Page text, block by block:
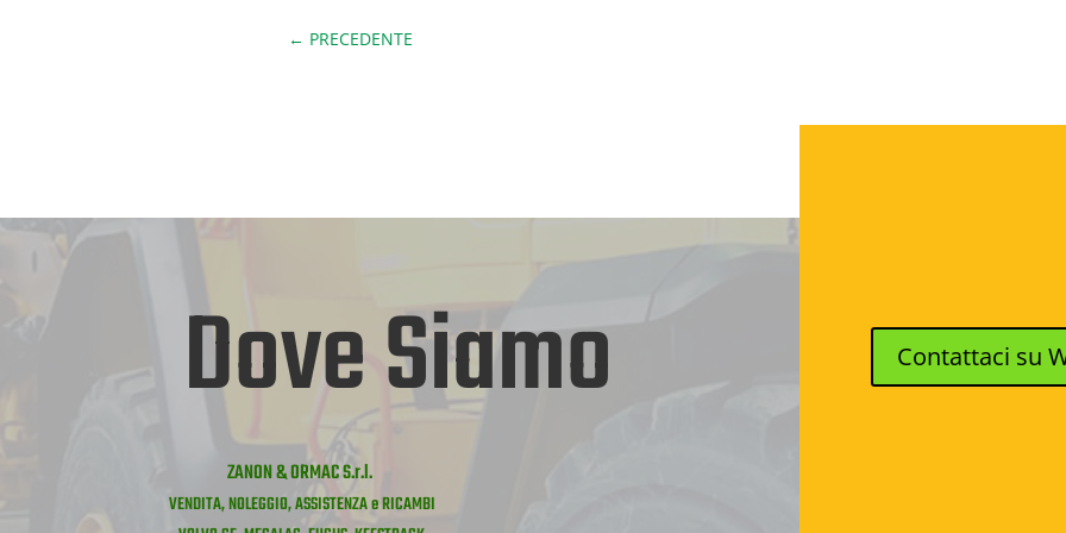
← PRECEDENTE
Dove Siamo
ZANON & ORMAC S.r.l.
VENDITA, NOLEGGIO, ASSISTENZA e RICAMBI
Contattaci su